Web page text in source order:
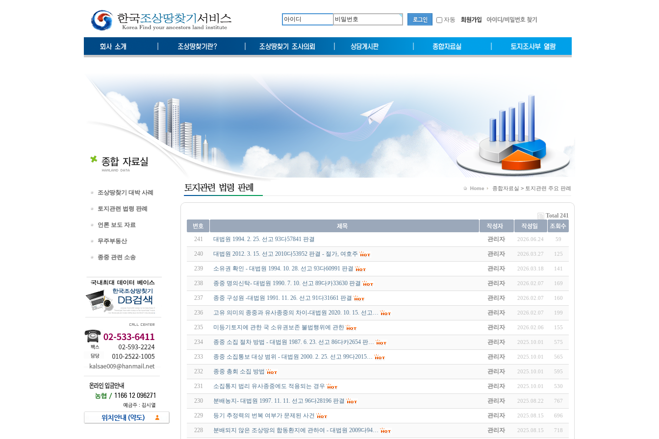
자동
조상땅찾기 대박 사례
토지관련 법령 판례
언론 보도 자료
무주부동산
종중 관련 소송
종합자료실 > 토지관련 주요 판례
Total 241
241 대법원 1994. 2. 25. 선고 93다57841 판결 관리자 2026.06.24 59
240 대법원 2012. 3. 15. 선고 2010다53952 판결 - 절가, 여호주 관리자 2026.03.27 125
239 소유권 확인 - 대법원 1994. 10. 28. 선고 93다60991 판결 관리자 2026.03.18 141
238 종중 명의신탁- 대법원 1990. 7. 10. 선고 89다카33630 판결 관리자 2026.02.07 169
237 종중 구성원 -대법원 1991. 11. 26. 선고 91다31661 판결 관리자 2026.02.07 160
236 고유 의미의 종중과 유사종중의 차이-대법원 2020. 10. 15. 선고… 관리자 2026.02.07 199
235 미등기토지에 관한 국 소유권보존 불법행위에 관한 관리자 2026.02.06 155
234 종중 소집 절차 방법 - 대법원 1987. 6. 23. 선고 86다카2654 판… 관리자 2025.10.01 575
233 종중 소집통보 대상 범위 - 대법원 2000. 2. 25. 선고 99다2015… 관리자 2025.10.01 565
232 종중 총회 소집 방법 관리자 2025.10.01 595
231 소집통지 법리 유사종중에도 적용되는 경우 관리자 2025.10.01 530
230 분배농지- 대법원 1997. 11. 11. 선고 96다28196 판결 관리자 2025.08.22 767
229 등기 추정력의 번복 여부가 문제된 사건 관리자 2025.08.15 696
228 분배되지 않은 조상땅의 합동환지에 관하여 - 대법원 2009다94… 관리자 2025.08.15 718